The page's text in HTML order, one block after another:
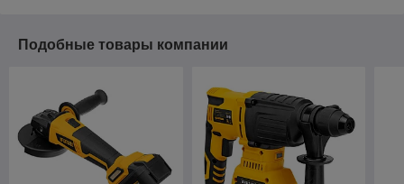
Подобные товары компании